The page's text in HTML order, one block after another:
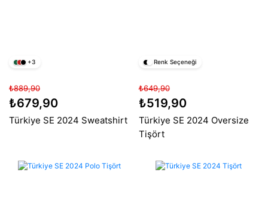
+3
₺889,90
₺679,90
Türkiye SE 2024 Sweatshirt
Renk Seçeneği
₺649,90
₺519,90
Türkiye SE 2024 Oversize
Tişört